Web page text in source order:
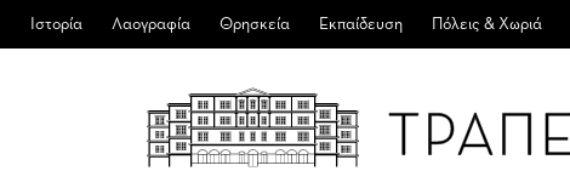
Ιστορία Λαογραφία Θρησκεία Εκπαίδευση Πόλεις & Χωριά